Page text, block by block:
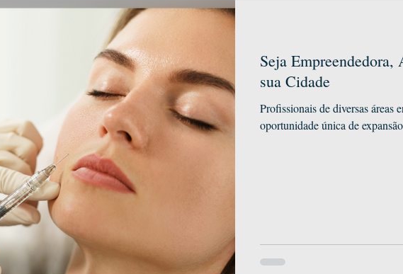
Seja
sua Cidade
Profissionais de diversas áreas
oportunidade única de